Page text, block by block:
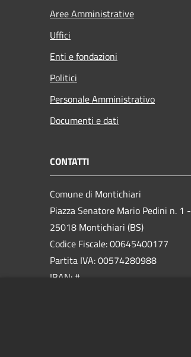
Aree Amministrative
Uffici
Enti e fondazioni
Politici
Personale Amministrativo
Documenti e dati
CONTATTI
Comune di Montichiari
Piazza Senatore Mario Pedini n. 1 -
25018 Montichiari (BS)
Codice Fiscale: 00645400177
Partita IVA: 00574280988
IBAN: #